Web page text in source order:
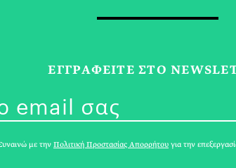
Life/
ΒΑΛΕΝΤΙΝΗ
ΕΓΓPΑΦΕΙΤΕ ΣΤΟ
με την Πολιτική Προστασίας Απορρήτου για την